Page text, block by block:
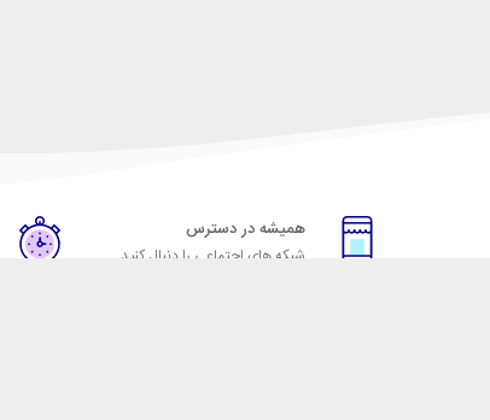
همیشه در دسترس
شبکه های اجتماعی را دنبال کنید